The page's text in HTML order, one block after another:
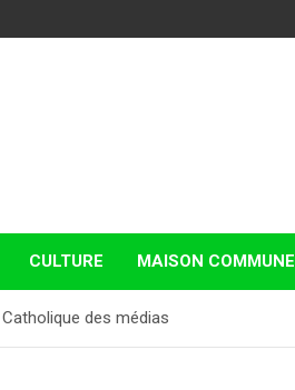
CULTURE MAISON COMMUNE
des médias